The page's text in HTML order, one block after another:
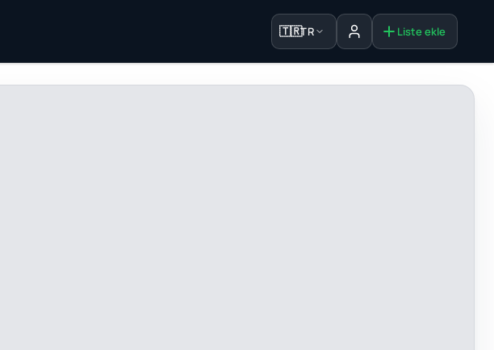
🇹🇷TR Oturum açListe ekle